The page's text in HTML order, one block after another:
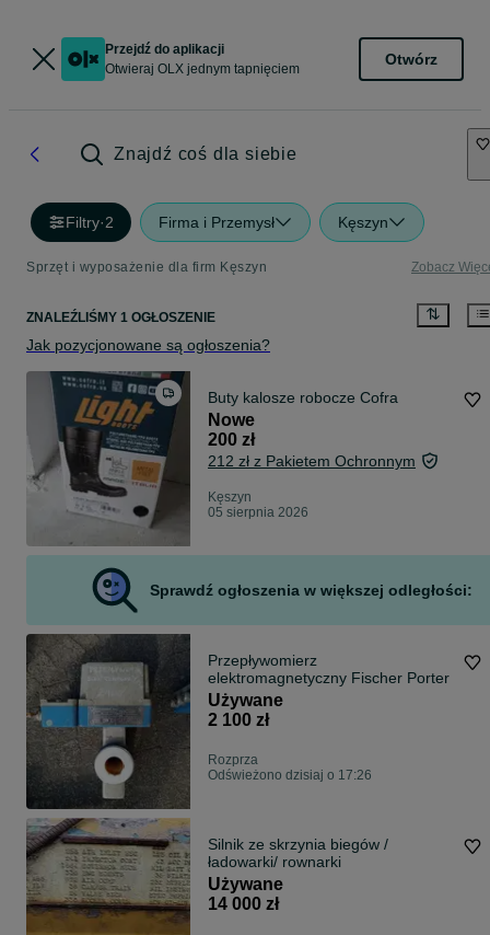
Przejdź do aplikacji
Otwieraj OLX jednym tapnięciem
Otwórz
Znajdź coś dla siebie
Filtry·2 Firma i Przemysł Kęszyn
Sprzęt i wyposażenie dla firm Kęszyn Zobacz
ZNALEŹLIŚMY 1 OGŁOSZENIE
Jak pozycjonowane są ogłoszenia?
Buty kalosze robocze Cofra
Nowe
200 zł
212 zł z Pakietem Ochronnym
Kęszyn
05 sierpnia 2026
Sprawdź ogłoszenia w większej odległości:
Przepływomierz
elektromagnetyczny Fischer Porter
Używane
2 100 zł
Rozprza
Odświeżono dzisiaj o 17:26
Silnik ze skrzynia biegów /
ładowarki/ rownarki
Używane
14 000 zł